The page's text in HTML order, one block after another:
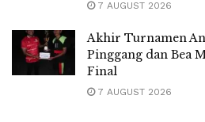
7 AUGUST 2026
Akhir Turnamen
Pinggang dan Bea
Final
7 AUGUST 2026